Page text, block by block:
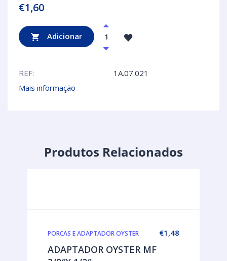
€1,60
Adicionar
REF:
1A.07.021
Mais informação
Produtos Relacionados
€1,48
PORCAS E ADAPTADOR OYSTER
ADAPTADOR OYSTER MF